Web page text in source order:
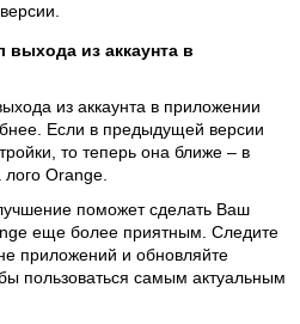
из аккаунта в
из аккаунта в приложении
Если в предыдущей версии
то теперь она ближе – в
Orange.
поможет сделать Ваш
еще более приятным. Следите
приложений и обновляйте
пользоваться самым актуальным